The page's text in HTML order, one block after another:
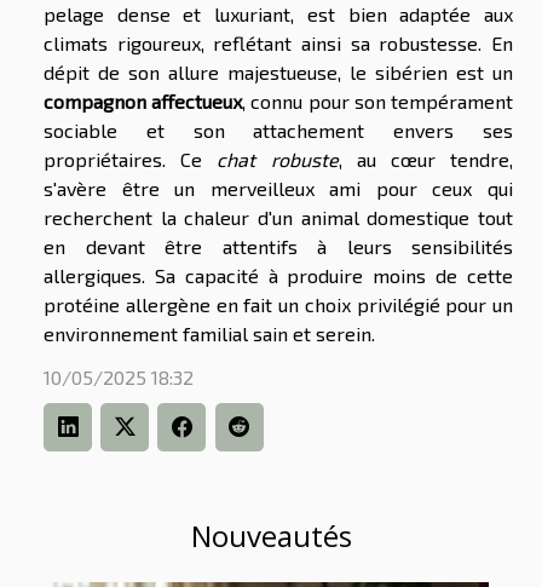
Nouveautés
pelage dense et luxuriant, est bien adaptée aux
climats rigoureux, reflétant ainsi sa robustesse. En
dépit de son allure majestueuse, le sibérien est un
compagnon affectueux, connu pour son tempérament
sociable et son attachement envers ses
propriétaires. Ce chat robuste, au cœur tendre,
s'avère être un merveilleux ami pour ceux qui
recherchent la chaleur d'un animal domestique tout
en devant être attentifs à leurs sensibilités
allergiques. Sa capacité à produire moins de cette
protéine allergène en fait un choix privilégié pour un
environnement familial sain et serein.
10/05/2025 18:32